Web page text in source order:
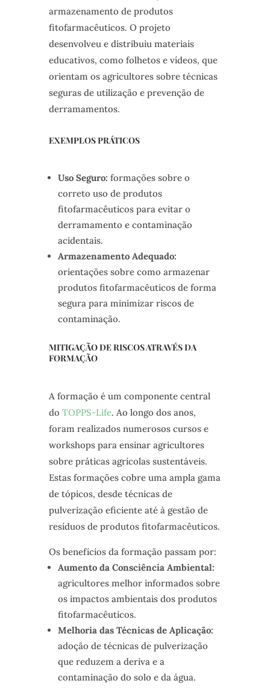
armazenamento de produtos
fitofarmacêuticos. O projeto
desenvolveu e distribuiu materiais
educativos, como folhetos e vídeos, que
orientam os agricultores sobre técnicas
seguras de utilização e prevenção de
derramamentos.
EXEMPLOS PRÁTICOS
Uso Seguro: formações sobre o
correto uso de produtos
fitofarmacêuticos para evitar o
derramamento e contaminação
acidentais.
Armazenamento Adequado:
orientações sobre como armazenar
produtos fitofarmacêuticos de forma
segura para minimizar riscos de
contaminação.
MITIGAÇÃO DE RISCOS ATRAVÉS DA
FORMAÇÃO
A formação é um componente central
do TOPPS-Life. Ao longo dos anos,
foram realizados numerosos cursos e
workshops para ensinar agricultores
sobre práticas agrícolas sustentáveis.
Estas formações cobre uma ampla gama
de tópicos, desde técnicas de
pulverização eficiente até à gestão de
resíduos de produtos fitofarmacêuticos.
Os benefícios da formação passam por:
Aumento da Consciência Ambiental:
agricultores melhor informados sobre
os impactos ambientais dos produtos
fitofarmacêuticos.
Melhoria das Técnicas de Aplicação:
adoção de técnicas de pulverização
que reduzem a deriva e a
contaminação do solo e da água.